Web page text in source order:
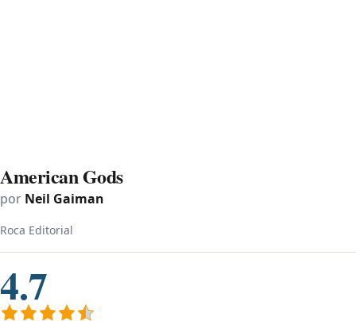
American Gods
por Neil Gaiman
Roca Editorial
4.7